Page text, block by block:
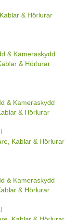
& Hörlurar
& Kameraskydd
& Hörlurar
& Kameraskydd
& Hörlurar
Kablar & Hörlurar
& Kameraskydd
& Hörlurar